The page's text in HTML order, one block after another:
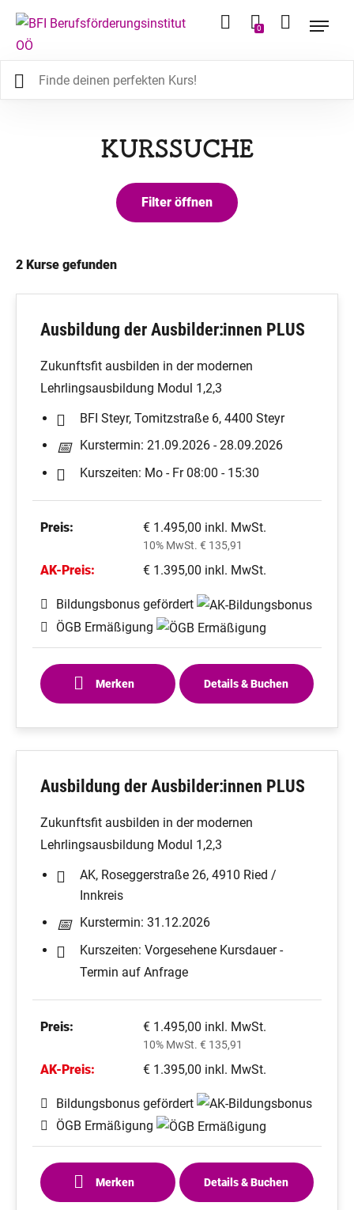
0
KURSSUCHE
2 Kurse gefunden
Ausbildung der Ausbilder:innen PLUS
Zukunftsfit ausbilden in der modernen
Lehrlingsausbildung Modul 1,2,3
BFI Steyr, Tomitzstraße 6, 4400 Steyr
Kurstermin: 21.09.2026 - 28.09.2026
Kurszeiten: Mo - Fr 08:00 - 15:30
Preis: € 1.495,00 inkl. MwSt.
10% MwSt. € 135,91
AK-Preis: € 1.395,00 inkl. MwSt.
Bildungsbonus gefördert
ÖGB Ermäßigung
Merken Details & Buchen
Ausbildung der Ausbilder:innen PLUS
Zukunftsfit ausbilden in der modernen
Lehrlingsausbildung Modul 1,2,3
AK, Roseggerstraße 26, 4910 Ried /
Innkreis
Kurstermin: 31.12.2026
Kurszeiten: Vorgesehene Kursdauer -
Termin auf Anfrage
Preis: € 1.495,00 inkl. MwSt.
10% MwSt. € 135,91
AK-Preis: € 1.395,00 inkl. MwSt.
Bildungsbonus gefördert
ÖGB Ermäßigung
Merken Details & Buchen